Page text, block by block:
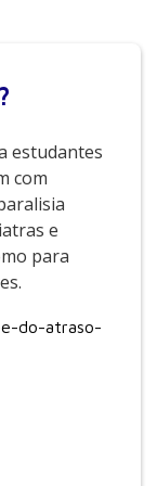
estudantes
com
e
para